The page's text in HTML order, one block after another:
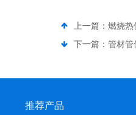
上一篇： 燃烧热
下一篇： 管材管
推荐产品